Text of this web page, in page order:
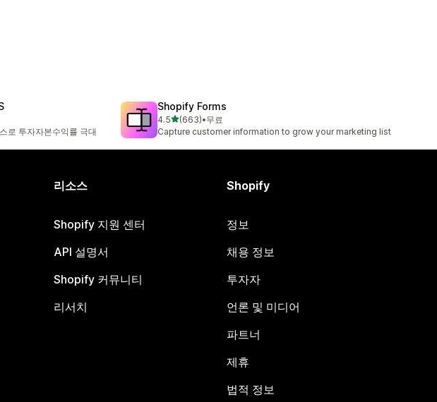
로 투자자본수익률 극대
Shopify Forms
4.5별 5개 중
(663)
총 리뷰 663개
•무료
Capture customer information to grow your marketing list
리소스
Shopify 지원 센터
API 설명서
Shopify 커뮤니티
리서치
Shopify
정보
채용 정보
투자자
언론 및 미디어
파트너
제휴
법적 정보